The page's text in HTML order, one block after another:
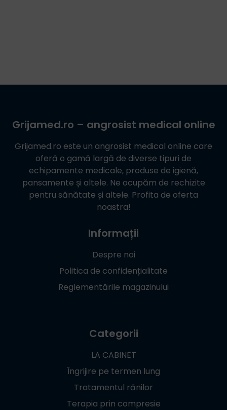
Grijamed.ro – angrosist medical online
Grijamed.ro este un angrosist medical online care
oferă o gamă largă de diverse tipuri de
echipamente medicale, produse de igienă,
pansamente și altele. Ne ocupăm de rechizite
pentru sănătate și altele. Profita de oferta
noastra!
Informații
Despre noi
Politica de confidențialitate
Reglementările magazinului
Categorii
LA CABINET
Îngrijire pe termen lung
Tratamentul rănilor
Terapia prin compresie